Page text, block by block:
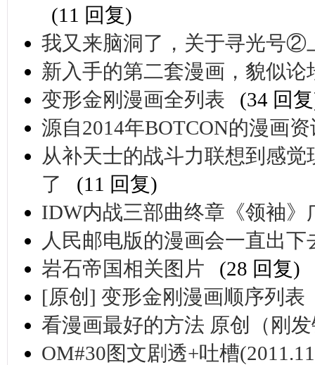
(11 回复)
我又来脑洞了，关于寻光号②
新入手的第二套漫画，貌似论
变形金刚漫画全列表
(34 回
源自2014年BOTCON的漫画
从补天士的战斗力联想到感
了
(11 回复)
IDW内战三部曲终章《领袖》
人民邮电版的漫画会一直出下
岩石帝国相关图片
(28 回复)
[原创] 变形金刚漫画顺序列表
看漫画最好的方法 原创（刚
OM#30图文剧透+吐槽